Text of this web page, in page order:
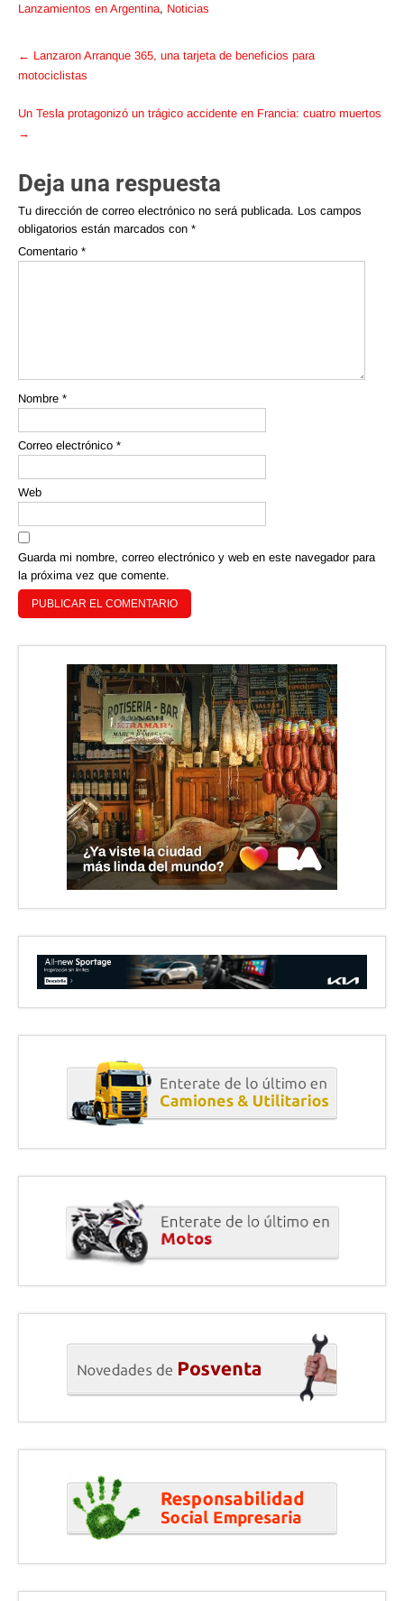
Lanzamientos en Argentina, Noticias
Post
navigation
← Lanzaron Arranque 365, una tarjeta de beneficios para
motociclistas
Un Tesla protagonizó un trágico accidente en Francia: cuatro muertos
→
Deja una respuesta
Tu dirección de correo electrónico no será publicada. Los campos
obligatorios están marcados con *
Comentario *
Nombre *
Correo electrónico *
Web
Guarda mi nombre, correo electrónico y web en este navegador para
la próxima vez que comente.